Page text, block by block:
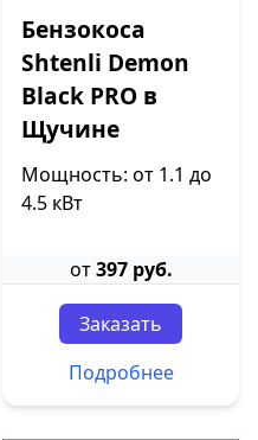
Бензокоса
Shtenli Demon
Black PRO в
Щучине
Мощность: от 1.1 до
4.5 кВт
от397 руб.
Заказать
Подробнее